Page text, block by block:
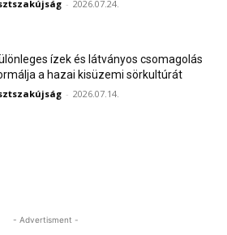
- 2026.07.24.
ízek és látványos csomagolás
a hazai kisüzemi sörkultúrát
- 2026.07.14.
- Advertisment -